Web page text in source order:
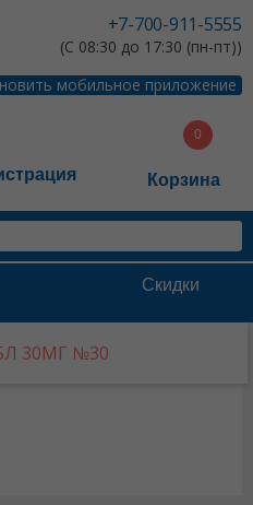
+7-700-911-5555
(С 08:30 до 17:30 (пн-пт))
мобильное приложение
Корзина
Скидки
30МГ №30